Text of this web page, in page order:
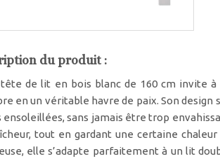
du produit :
de lit en bois blanc de 160 cm invite
en un véritable havre de paix. Son
ensoleillées, sans jamais être trop
tout en gardant une certaine
elle s’adapte parfaitement à un lit